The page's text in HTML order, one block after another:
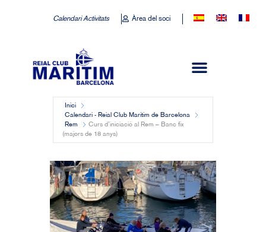
Calendari Activitats Àrea del soci
Inici
Calendari - Reial Club Marítim de Barcelona
Rem
Curs d’iniciació al Rem – Banc fix
(majors de 18 anys)